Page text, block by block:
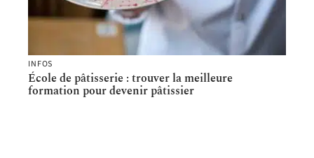
INFOS
École de pâtisserie : trouver la meilleure
formation pour devenir pâtissier